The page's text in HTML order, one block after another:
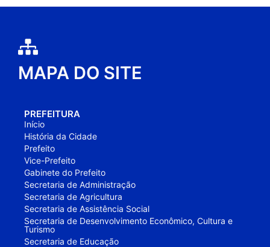
MAPA DO SITE
PREFEITURA
Início
História da Cidade
Prefeito
Vice-Prefeito
Gabinete do Prefeito
Secretaria de Administração
Secretaria de Agricultura
Secretaria de Assistência Social
Secretaria de Desenvolvimento Econômico, Cultura e
Turismo
Secretaria de Educação